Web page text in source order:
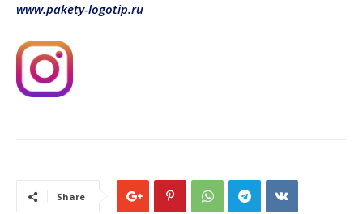
www.pakety-logotip.ru
Share